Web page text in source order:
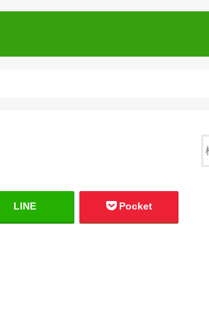
LINE Pocket